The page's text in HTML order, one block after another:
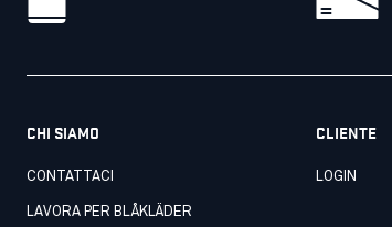
CHI SIAMO
CONTATTACI
LAVORA PER BLÅKLÄDER
CLIENTE
LOGIN